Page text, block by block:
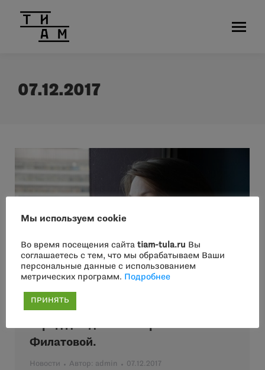
07.12.2017
Филатовой.
Новости Автор: admin 07.12.2017
Мы используем cookie
Во время посещения сайта tiam-tula.ru Вы
соглашаетесь с тем, что мы обрабатываем Ваши
персональные данные с использованием
метрических программ.
Подробнее
ПРИНЯТЬ